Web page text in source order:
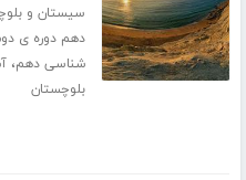
سیستان و
دهم دوره ی
شناسی دهم،
بلوچستان